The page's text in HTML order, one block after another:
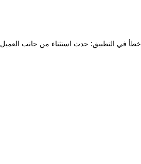
خطأ في التطبيق: حدث استثناء من جانب العميل